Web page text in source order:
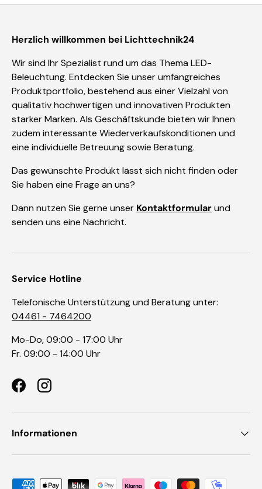
Herzlich willkommen bei Lichttechnik24
Wir sind Ihr Spezialist rund um das Thema LED-
Beleuchtung. Entdecken Sie unser umfangreiches
Produktportfolio, bestehend aus einer Vielzahl von
qualitativ hochwertigen und innovativen Produkten
starker Marken. Als Geschäftskunde bieten wir Ihnen
zudem interessante Wiederverkaufskonditionen und
eine individuelle Betreuung sowie Beratung.
Das gewünschte Produkt lässt sich nicht finden oder
Sie haben eine Frage an uns?
Dann nutzen Sie gerne unser Kontaktformularund
senden uns eine Nachricht.
Service Hotline
Telefonische Unterstützung und Beratung unter:
04461 - 7464200
Mo-Do, 09:00 - 17:00 Uhr
Fr. 09:00 - 14:00 Uhr
FacebookInstagram
Informationen
Zahlungsmethoden